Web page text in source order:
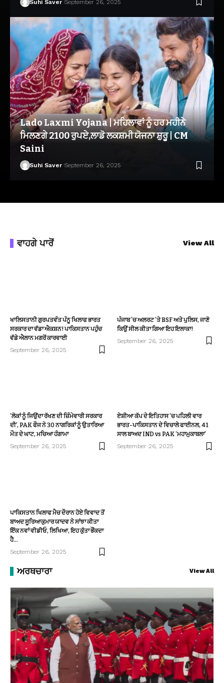
Suhi Saver September 26, 2025
Lado Laxmi Yojana | ਮਹਿਲਾਵਾਂ ਨੂੰ ਹਰ ਮਹੀਨੇ
ਮਿਲਣਗੇ 2100 ਰੁਪਏ,ਲਾਡੋ ਲਕਸ਼ਮੀ ਯੋਜਨਾ ਸ਼ੁਰੂ | CM
Saini
Suhi Saver September 26, 2025
ਵਾਹਗੇ ਪਾਰੋਂ View All
ਖਾਲਿਸਤਾਨੀ ਗੁਰਪਤਵੰਤ ਪੰਨੂ ਖਿਲਾਫ ਭਾਰਤ
ਸਰਕਾਰ ਦਾ ਵੱਡਾ ਐਕਸ਼ਨ! ਪਾਕਿਸਤਾਨ ਪਹੁੰਚ
ਵੱਡੇ ਐਲਾਨ ਮਗਰੋਂ ਕਾਰਵਾਈ
September 26, 2025
ਪੰਜਾਬ ‘ਚ ਅਲਰਟ ‘ਤੇ BSF ਅਤੇ ਪੁਲਿਸ, ਜਾਣੋ
ਕਿਉਂ ਸੀਲ ਕੀਤਾ ਗਿਆ ਇਹ ਇਲਾਕਾ!
September 26, 2025
‘ਲੋਕਾਂ ਨੂੰ ਜਿਉਂਦਾ ਰੱਖਣ ਦੀ ਜ਼ਿੰਮੇਵਾਰੀ ਸਰਕਾਰ
ਦੀ’, PAK ਫੌਜ ਨੇ 30 ਨਾਗਰਿਕਾਂ ਨੂੰ ਉਤਾਰਿਆ
ਮੌਤ ਦੇ ਘਾਟ, ਮਚਿਆ ਹੰਗਾਮਾ
September 26, 2025
ਏਸ਼ੀਆ ਕੱਪ ਦੇ ਇਤਿਹਾਸ ‘ਚ ਪਹਿਲੀ ਵਾਰ
ਭਾਰਤ-ਪਾਕਿਸਤਾਨ ਦੇ ਵਿਚਾਲੇ ਫਾਈਨਲ, 41
ਸਾਲ ਬਾਅਦ IND vs PAK ‘ਮਹਾਮੁਕਾਬਲਾ’
September 26, 2025
ਪਾਕਿਸਤਾਨ ਖਿਲਾਫ ਮੈਚ ਦੌਰਾਨ ਹੋਏ ਵਿਵਾਦ ਤੋਂ
ਬਾਅਦ ਸੂਰਿਆਕੁਮਾਰ ਯਾਦਵ ਨੇ ਸਾਂਝਾ ਕੀਤਾ
ਇੱਕ ਨਵਾਂ ਵੀਡੀਓ, ਲਿਖਿਆ, ਇਹ ਕੁੱਤਾ ਭੌਂਕਦਾ
ਹੈ…
September 26, 2025
ਅਰਥਚਾਰਾ View All